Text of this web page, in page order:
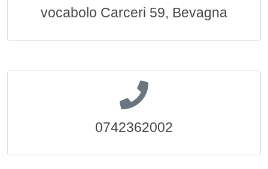
vocabolo Carceri 59, Bevagna
0742362002